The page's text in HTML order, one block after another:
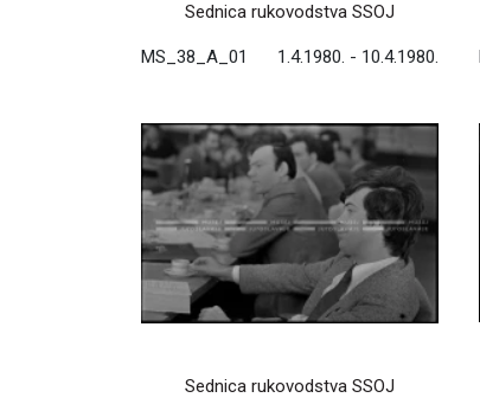
Sednica rukovodstva SSOJ
MS_38_A_01 1.4.1980. - 10.4.1980.
Sednica rukovodstva SSOJ